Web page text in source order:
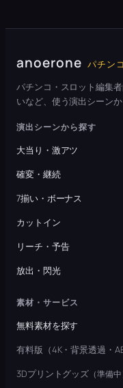
anoerone パチン
パチンコ・スロット編集
いなど、使う演出シーンか
演出シーンから探す
大当り・激アツ
確変・継続
7揃い・ボーナス
カットイン
リーチ・予告
放出・閃光
素材・サービス
無料素材を探す
有料版（4K・背景透過・AE
3Dプリントグッズ （準備中